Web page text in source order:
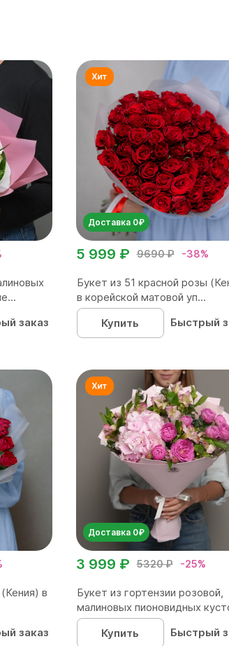
заказ
Доставка 0₽
9690 ₽ -38%
5 999 ₽
Букет из 51 красной розы
в корейской матовой уп...
Купить
Быстрый
в
заказ
Доставка 0₽
5320 ₽ -25%
3 999 ₽
Букет из гортензии розовой,
малиновых пионовидных
Купить
Быстрый